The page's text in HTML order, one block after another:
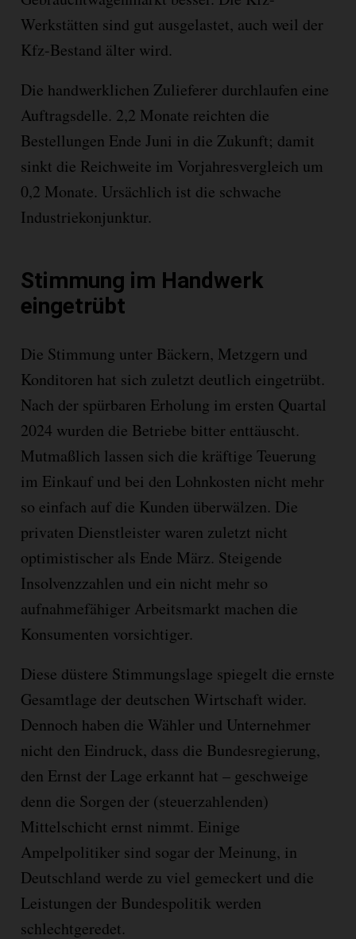
Werkstätten sind gut ausgelastet, auch weil der
Kfz-Bestand älter wird.
Die handwerklichen Zulieferer durchlaufen eine
Auftragsdelle. 2,2 Monate reichten die
Bestellungen Ende Juni in die Zukunft; damit
sinkt die Reichweite im Vorjahresvergleich um
0,2 Monate. Ursächlich ist die schwache
Industriekonjunktur.
Stimmung im Handwerk
eingetrübt
Die Stimmung unter Bäckern, Metzgern und
Konditoren hat sich zuletzt deutlich eingetrübt.
Nach der spürbaren Erholung im ersten Quartal
2024 wurden die Betriebe bitter enttäuscht.
Mutmaßlich lassen sich die kräftige Teuerung
im Einkauf und bei den Lohnkosten nicht mehr
so einfach auf die Kunden überwälzen. Die
privaten Dienstleister waren zuletzt nicht
optimistischer als Ende März. Steigende
Insolvenzzahlen und ein nicht mehr so
aufnahmefähiger Arbeitsmarkt machen die
Konsumenten vorsichtiger.
Diese düstere Stimmungslage spiegelt die ernste
Gesamtlage der deutschen Wirtschaft wider.
Dennoch haben die Wähler und Unternehmer
nicht den Eindruck, dass die Bundesregierung,
den Ernst der Lage erkannt hat – geschweige
denn die Sorgen der (steuerzahlenden)
Mittelschicht ernst nimmt. Einige
Ampelpolitiker sind sogar der Meinung, in
Deutschland werde zu viel gemeckert und die
Leistungen der Bundespolitik werden
schlechtgeredet.